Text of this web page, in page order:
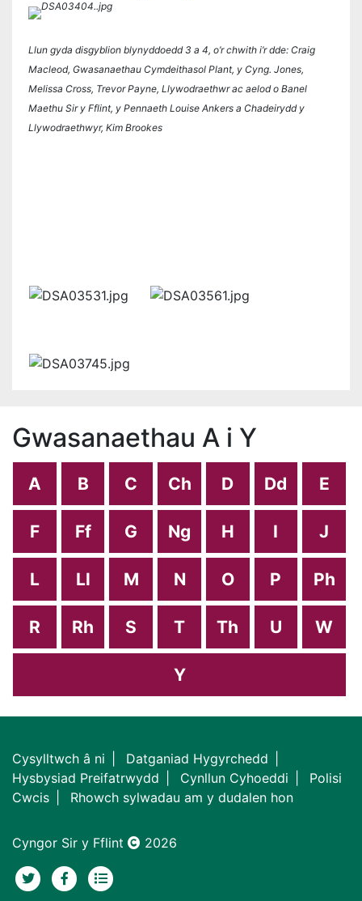
Llun gyda disgyblion blynyddoedd 3 a 4, o’r chwith i’r dde: Craig
Macleod, Gwasanaethau Cymdeithasol Plant, y Cyng. Jones,
Melissa Cross, Trevor Payne, Llywodraethwr ac aelod o Banel
Maethu Sir y Fflint, y Pennaeth Louise Ankers a Chadeirydd y
Llywodraethwyr, Kim Brookes
Gwasanaethau A i Y
A B C Ch D Dd E
F Ff G Ng H I J
L Ll M N O P Ph
R Rh S T Th U W
Y
Cysylltwch â ni
Datganiad Hygyrchedd
Hysbysiad Preifatrwydd
Cynllun Cyhoeddi
Polisi
Cwcis
Rhowch sylwadau am y dudalen hon
Cyngor Sir y Fflint 2026